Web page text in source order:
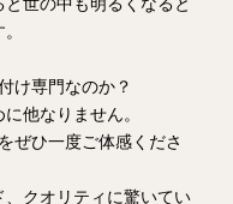
世の中も明るくなると
け専門なのか？
他なりません。
ぜひ一度ご体感くださ
クオリティに驚いてい